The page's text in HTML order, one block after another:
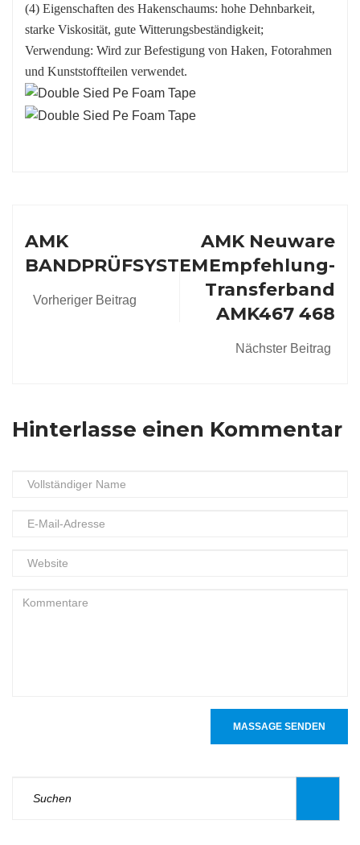
(4) Eigenschaften des Hakenschaums: hohe Dehnbarkeit,
starke Viskosität, gute Witterungsbeständigkeit;
Verwendung: Wird zur Befestigung von Haken, Fotorahmen
und Kunststoffteilen verwendet.
AMK
BANDPRÜFSYSTEM
Vorheriger Beitrag
AMK Neuware
Empfehlung-
Transferband
AMK467 468
Nächster Beitrag
Hinterlasse einen Kommentar
MASSAGE SENDEN